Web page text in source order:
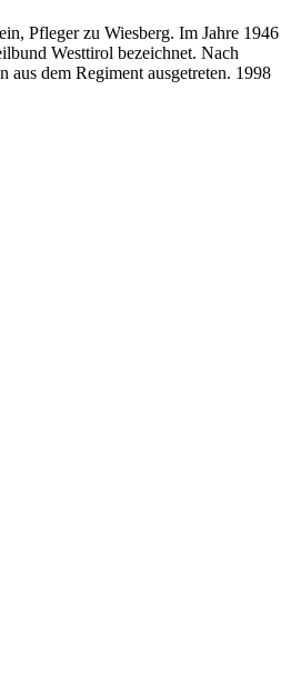
Pfleger zu Wiesberg. Im Jahre 1946
Westtirol bezeichnet. Nach
dem Regiment ausgetreten. 1998